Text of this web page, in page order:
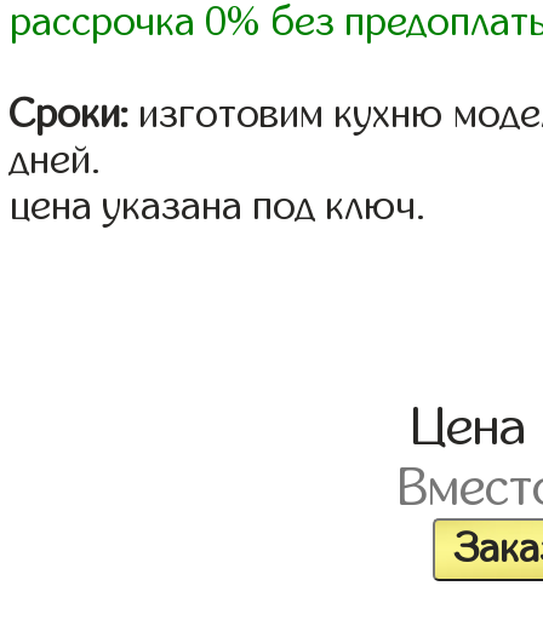
рассрочка 0% без
Сроки: изготовим кухню
дней.
цена указана под ключ.
Цена